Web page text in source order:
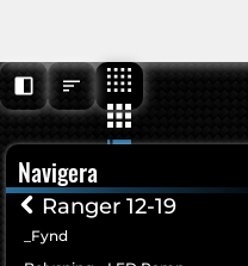
Navigera
Ranger 12-19
_Fynd